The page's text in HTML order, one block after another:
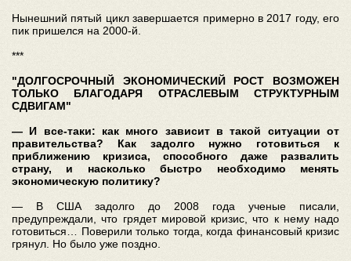
Нынешний пятый цикл завершается примерно в 2017 году, его
пик пришелся на 2000-й.
***
"ДОЛГОСРОЧНЫЙ ЭКОНОМИЧЕСКИЙ РОСТ ВОЗМОЖЕН
ТОЛЬКО БЛАГОДАРЯ ОТРАСЛЕВЫМ СТРУКТУРНЫМ
СДВИГАМ"
— И все-таки: как много зависит в такой ситуации от
правительства? Как задолго нужно готовиться к
приближению кризиса, способного даже развалить
страну, и насколько быстро необходимо менять
экономическую политику?
— В США задолго до 2008 года ученые писали,
предупреждали, что грядет мировой кризис, что к нему надо
готовиться… Поверили только тогда, когда финансовый кризис
грянул. Но было уже поздно.